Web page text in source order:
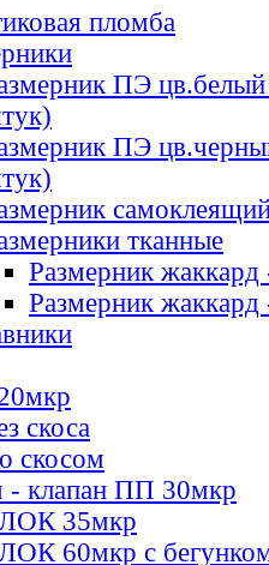
пломба
ПЭ цв.белый
ПЭ
тканные
Размерник
Размерник
скоса
скосом
- клапан ПП 30мкр
35мкр
60мкр с